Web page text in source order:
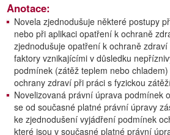
Anotace:
Novela zjednodušuje některé postupy
nebo při aplikaci opatření k ochraně
zjednodušuje opatření k ochraně
faktory vznikajícími v důsledku
podmínek (zátěž teplem nebo
ochrany zdraví při práci s fyzickou
Novelizovaná právní úprava podmínek
se od současné platné právní úpravy
ke zjednodušení vyjádření podmínek
které jsou v současné platné právní